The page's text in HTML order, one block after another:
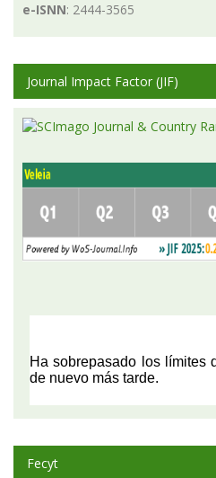
e-ISNN: 2444-3565
Journal Impact Factor (JIF)
Fecyt